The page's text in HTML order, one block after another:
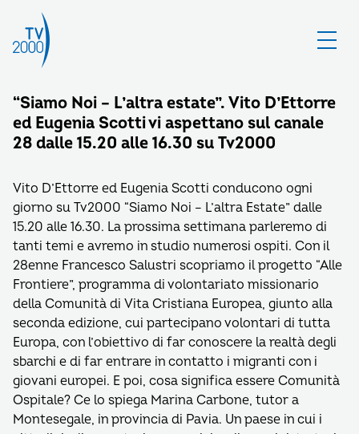
“Siamo Noi – L’altra estate”. Vito D’Ettorre
ed Eugenia Scotti vi aspettano sul canale
28 dalle 15.20 alle 16.30 su Tv2000
Vito D’Ettorre ed Eugenia Scotti conducono ogni
giorno su Tv2000 “Siamo Noi – L’altra Estate” dalle
15.20 alle 16.30. La prossima settimana parleremo di
tanti temi e avremo in studio numerosi ospiti. Con il
28enne Francesco Salustri scopriamo il progetto “Alle
Frontiere”, programma di volontariato missionario
della Comunità di Vita Cristiana Europea, giunto alla
seconda edizione, cui partecipano volontari di tutta
Europa, con l’obiettivo di far conoscere la realtà degli
sbarchi e di far entrare in contatto i migranti con i
giovani europei. E poi, cosa significa essere Comunità
Ospitale? Ce lo spiega Marina Carbone, tutor a
Montesegale, in provincia di Pavia. Un paese in cui i